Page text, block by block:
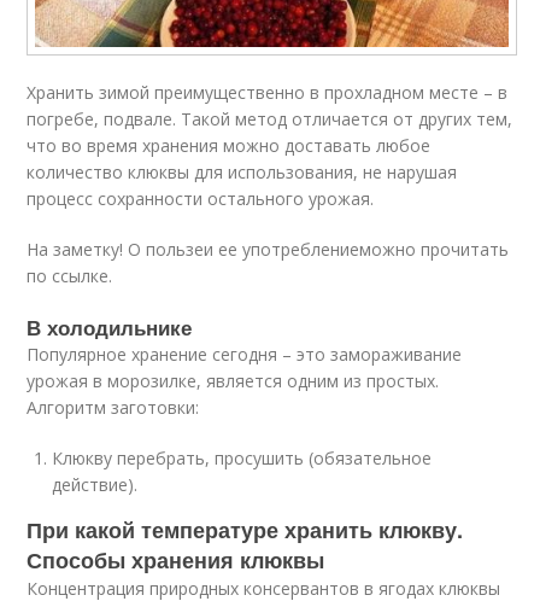
Хранить зимой преимущественно в прохладном месте – в
погребе, подвале. Такой метод отличается от других тем,
что во время хранения можно доставать любое
количество клюквы для использования, не нарушая
процесс сохранности остального урожая.
На заметку! О пользеи ее употреблениеможно прочитать
по ссылке.
В холодильнике
Популярное хранение сегодня – это замораживание
урожая в морозилке, является одним из простых.
Алгоритм заготовки:
Клюкву перебрать, просушить (обязательное
действие).
При какой температуре хранить клюкву.
Способы хранения клюквы
Концентрация природных консервантов в ягодах клюквы